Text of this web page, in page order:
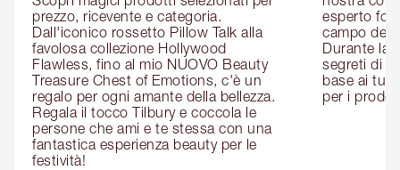
prezzo, ricevente e categoria.
Dall'iconico rossetto Pillow Talk alla
favolosa collezione Hollywood
Flawless, fino al mio NUOVO Beauty
Treasure Chest of Emotions, c'è un
regalo per ogni amante della bellezza.
Regala il tocco Tilbury e coccola le
persone che ami e te stessa con una
fantastica esperienza beauty per le
festività!
esperto
campo del
Durante la
segreti di
base ai
per i